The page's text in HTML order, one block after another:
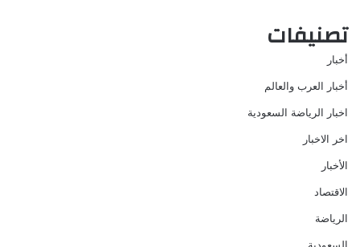
تصنيفات
أخبار
أخبار العرب والعالم
اخبار الرياضة السعودية
اخر الاخبار
الأخبار
الاقتصاد
الرياضة